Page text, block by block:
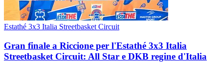
Estathé 3x3 Italia Streetbasket Circuit
Gran finale a Riccione per l'Estathé 3x3 Italia
Streetbasket Circuit: All Star e DKB regine d'Italia